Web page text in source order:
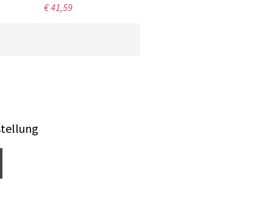
€ 41,59